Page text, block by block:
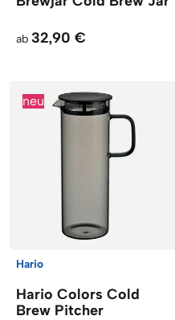
ab 32,90 €
neu
Hario
Hario Colors Cold
Brew Pitcher